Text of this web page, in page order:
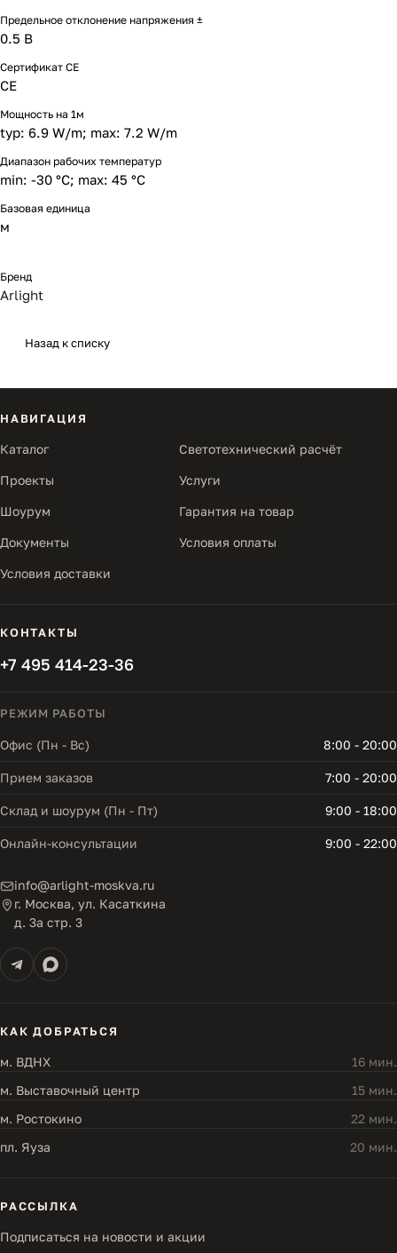
Предельное отклонение напряжения ±
0.5 В
Сертификат CE
CE
Мощность на 1м
typ: 6.9 W/m; max: 7.2 W/m
Диапазон рабочих температур
min: -30 °C; max: 45 °C
Базовая единица
м
Бренд
Arlight
Назад к списку
НАВИГАЦИЯ
Каталог Светотехнический расчёт
Проекты Услуги
Шоурум Гарантия на товар
Документы Условия оплаты
Условия доставки
КОНТАКТЫ
+7 495 414-23-36
РЕЖИМ РАБОТЫ
Офис (Пн - Вс) 8:00 - 20:00
Прием заказов 7:00 - 20:00
Склад и шоурум (Пн - Пт) 9:00 - 18:00
Онлайн-консультации 9:00 - 22:00
info@arlight-moskva.ru
г. Москва, ул. Касаткина
д. 3а стр. 3
КАК ДОБРАТЬСЯ
м. ВДНХ
16 мин.
м. Выставочный центр
15 мин.
м. Ростокино
22 мин.
пл. Яуза
20 мин.
РАССЫЛКА
Подписаться на новости и акции